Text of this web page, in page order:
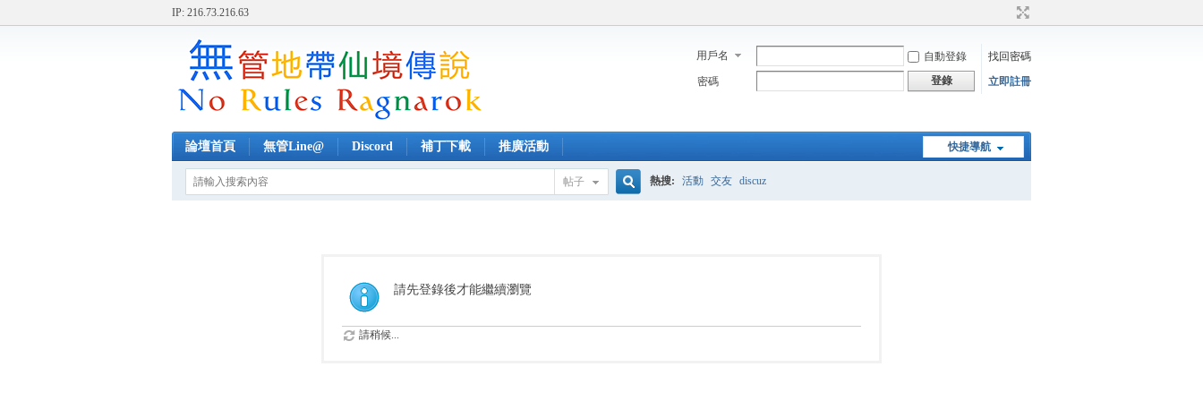
IP: 216.73.216.63
用戶名 自動登錄
找回密碼
密碼
登錄 立即註冊
快捷導航
論壇首頁 無管Line@ Discord 補丁下載 推廣活動
帖子 熱搜: 活動 交友 discuz
請先登錄後才能繼續瀏覽
請稍候...